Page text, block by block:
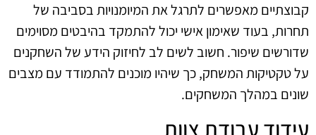
קבוצתיים מאפשרים לתרגל את המיומנויות בסביבה של
תחרות, בעוד שאימון אישי יכול להתמקד בהיבטים מסוימים
שדורשים שיפור. חשוב לשים לב לחיזוק הידע של השחקנים
על טקטיקות המשחק, כך שיהיו מוכנים להתמודד עם מצבים
שונים במהלך המשחקים.
עידוד עבודת צוות